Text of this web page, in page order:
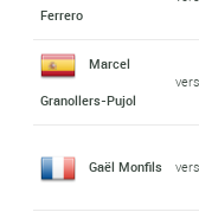
Ferrero
Marcel
Granollers-Pujol
Gaël Monfils